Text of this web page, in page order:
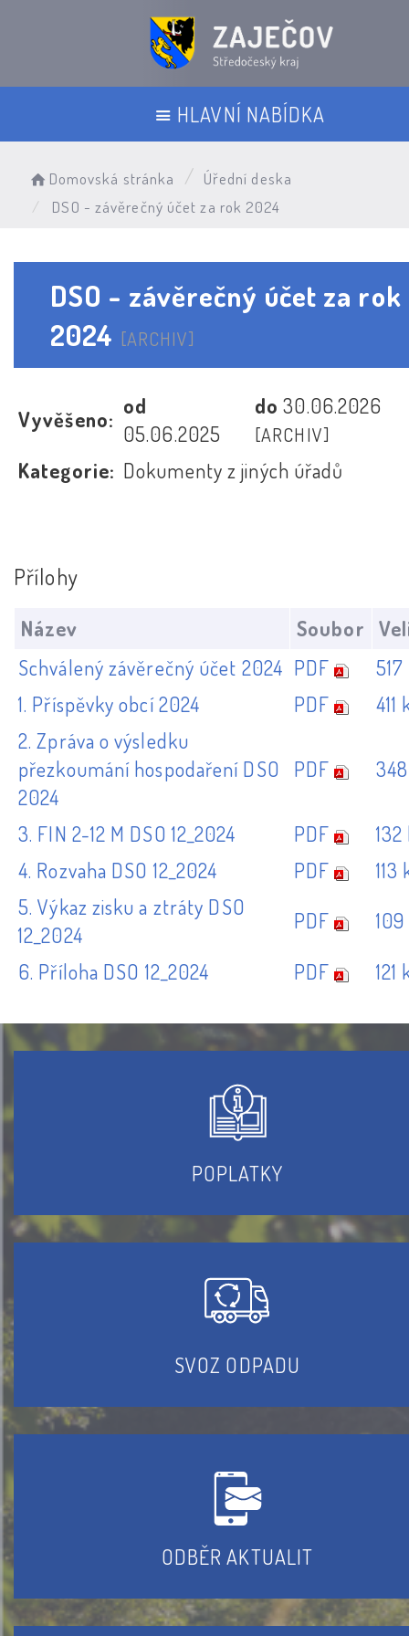
HLAVNÍ NABÍDKA
Domovská stránka
Úřední deska
DSO - závěrečný účet za rok 2024
DSO - závěrečný účet za rok
2024 [ARCHIV]
Vyvěšeno:
od
05.06.2025
do30.06.2026
[ARCHIV]
Kategorie: Dokumenty z jiných úřadů
Přílohy
Název Soubor
Schválený závěrečný účet 2024 PDF
1. Příspěvky obcí 2024
PDF
411
2. Zpráva o výsledku
přezkoumání hospodaření DSO
2024
PDF
3. FIN 2-12 M DSO 12_2024 PDF
4. Rozvaha DSO 12_2024
PDF
113
5. Výkaz zisku a ztráty DSO
12_2024
PDF
6. Příloha DSO 12_2024
PDF 121
POPLATKY
SVOZ ODPADU
ODBĚR AKTUALIT